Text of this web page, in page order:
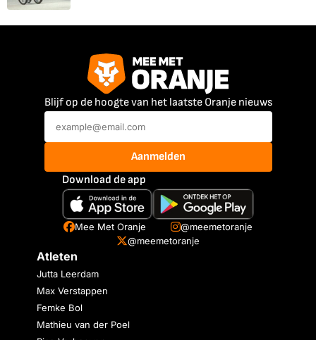
Blijf op de hoogte van het laatste Oranje nieuws
Aanmelden
Download de app
Mee Met Oranje
@meemetoranje
@meemetoranje
Atleten
Jutta Leerdam
Max Verstappen
Femke Bol
Mathieu van der Poel